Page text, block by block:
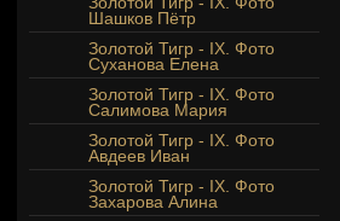
Шашков Пётр
Золотой Тигр - IX. Фото
Суханова Елена
Золотой Тигр - IX. Фото
Салимова Мария
Золотой Тигр - IX. Фото
Авдеев Иван
Золотой Тигр - IX. Фото
Захарова Алина